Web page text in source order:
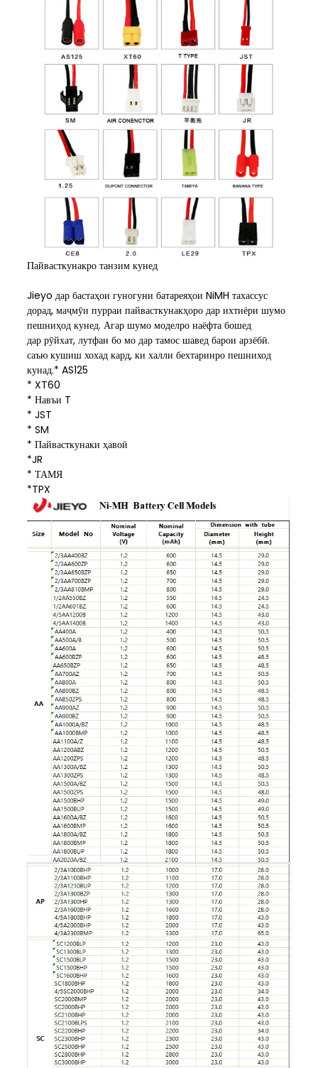
Пайвасткунакро танзим кунед
Jieyo дар бастаҳои гуногуни батареяҳои NiMH тахассус
дорад, маҷмӯи пурраи пайвасткунакҳоро дар ихтиёри шумо
пешниҳод кунед. Агар шумо моделро наёфта бошед
дар рӯйхат, лутфан бо мо дар тамос шавед барои арзёбӣ.
саъю кушиш хохад кард, ки халли бехтаринро пешниход
кунад.* AS125
* XT60
* Навъи T
* JST
* SM
* Пайвасткунаки ҳавоӣ
*JR
* ТАМЯ
*TPX